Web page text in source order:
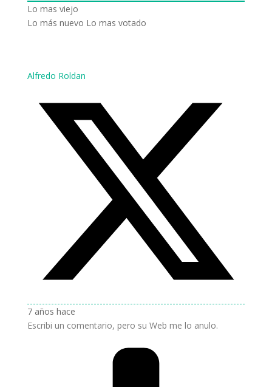
Lo mas viejo
Lo más nuevo Lo mas votado
Alfredo Roldan
7 años hace
Escribi un comentario, pero su Web me lo anulo.